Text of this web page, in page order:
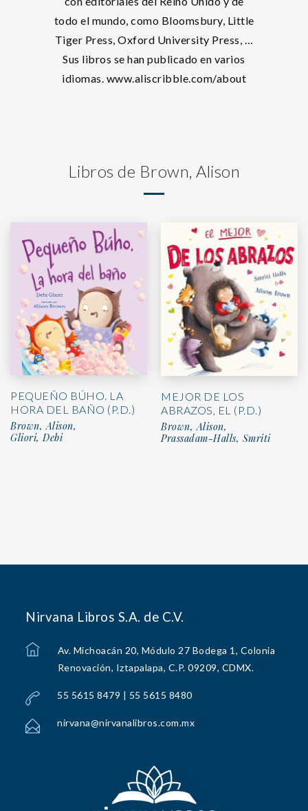
todo el mundo, como Bloomsbury, Little
Tiger Press, Oxford University Press, …
Sus libros se han publicado en varios
idiomas. www.aliscribble.com/about
Libros de Brown, Alison
PEQUEÑO BÚHO. LA
HORA DEL BAÑO (P.D.)
Brown, Alison,
Gliori, Debi
MEJOR DE LOS
ABRAZOS, EL (P.D.)
Brown, Alison,
Prassadam-Halls, Smriti
Nirvana Libros S.A. de C.V.
Av. Michoacán 20, Módulo 27 Bodega 1, Colonia
Renovación, Iztapalapa, C.P. 09209, CDMX.
55 5615 8479 | 55 5615 8480
nirvana@nirvanalibros.com.mx